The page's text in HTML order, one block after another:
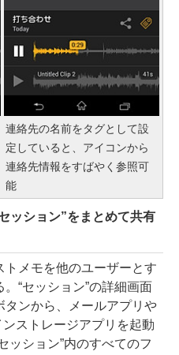
連絡先の名前をタグとして設
定していると、アイコンから
連絡先情報をすばやく参照可
能
ッション”をまとめて共有
メモを他のユーザーとす
“セッション”の詳細画面
ンから、メールアプリや
ンストレージアプリを起動
ッション”内のすべてのフ